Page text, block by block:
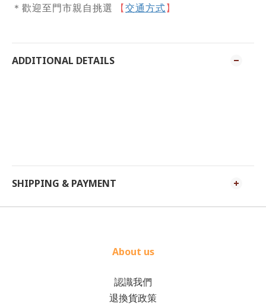
＊歡迎至門市親自挑選
【 交通方式 】
ADDITIONAL DETAILS
SHIPPING & PAYMENT
About us
認識我們
退換貨政策